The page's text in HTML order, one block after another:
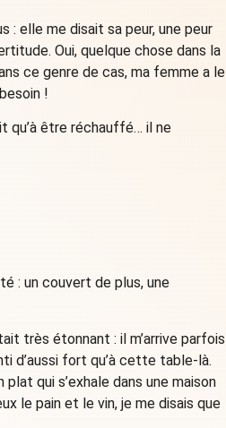
: elle me disait sa peur, une peur
Oui, quelque chose dans la
ce genre de cas, ma femme a le
!
qu’à être réchauffé… il ne
: un couvert de plus, une
très étonnant : il m’arrive parfois
d’aussi fort qu’à cette table-là.
plat qui s’exhale dans une maison
le pain et le vin, je me disais que